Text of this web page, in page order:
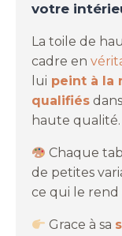
votre
La toile de
cadre en
lui peint à la
qualifiés
haute qualité.
Chaque
de petites
ce qui le rend
Grace à sa